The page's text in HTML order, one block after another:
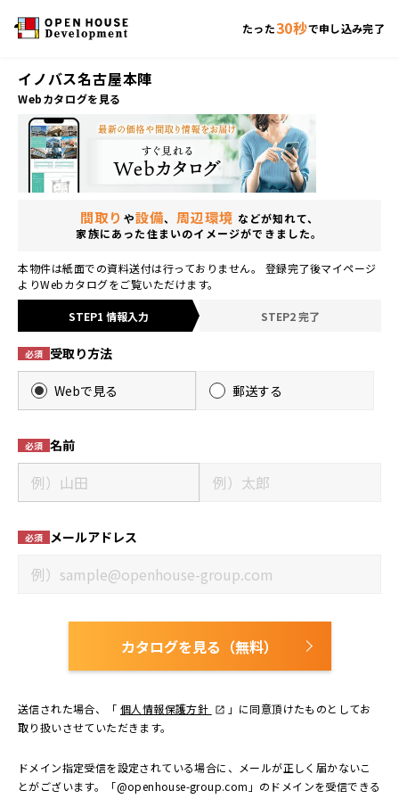
たった30秒で申し込み完了
イノバス名古屋本陣
Webカタログを見る
間取り や設備、 周辺環境 などが知れて、
家族にあった住まいのイメージができました。
本物件は紙面での資料送付は行っておりません。 登録完了後マイページ
よりWebカタログをご覧いただけます。
STEP1 情報入力 STEP2 完了
必須 受取り方法
Webで見る 郵送する
必須 名前
必須 メールアドレス
カタログを見る（無料）
送信された場合、「 個人情報保護方針
」に同意頂けたものとしてお
取り扱いさせていただきます。
ドメイン指定受信を設定されている場合に、メールが正しく届かないこ
とがございます。「@openhouse-group.com」のドメインを受信できる